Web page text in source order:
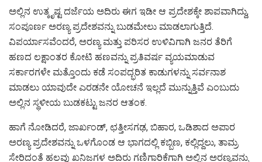
ಅಲ್ಲಿನ ಉತ್ಕೃಷ್ಟ ದರ್ಜೆಯ ಅದಿರು ಈಗ ಇಡೀ ಆ ಪ್ರದೇಶಕ್ಕೇ ಶಾಪವಾಗಿದ್ದು,
ಸಂಪೂರ್ಣ ಅರಣ್ಯ ಪ್ರದೇಶವನ್ನು ಬುಡಮೇಲು ಮಾಡಲಾಗುತ್ತಿದೆ.
ವಿಪರ್ಯಾಸವೆಂದರೆ, ಅರಣ್ಯ ಮತ್ತು ಪರಿಸರ ಉಳಿವಿಗಾಗಿ ಜನರ ತೆರಿಗೆ
ಹಣದ ಲಕ್ಷಾಂತರ ಕೋಟಿ ಹಣವನ್ನು ಪ್ರತಿವರ್ಷ ವ್ಯಯಮಾಡುವ
ಸರ್ಕಾರಗಳೇ ಮತ್ತೊಂದು ಕಡೆ ಸಂಪದ್ಭರಿತ ಕಾಡುಗಳನ್ನು ಸರ್ವನಾಶ
ಮಾಡಲು ಯಾವುದೇ ಎರಡನೇ ಯೋಚನೆ ಇಲ್ಲದೆ ಮುನ್ನುತ್ತಿವೆ ಎಂಬುದು
ಅಲ್ಲಿನ ಸ್ಥಳೀಯ ಬುಡಕಟ್ಟು ಜನರ ಆತಂಕ.
ಹಾಗೆ ನೋಡಿದರೆ, ಜಾರ್ಖಂಡ್, ಛತ್ತೀಸಗಢ, ಬಿಹಾರ, ಒಡಿಶಾದ ಅಪಾರ
ಅರಣ್ಯ ಪ್ರದೇಶವನ್ನು ಒಳಗೊಂಡ ಆ ಭಾಗದಲ್ಲಿ ಕಬ್ಬಿಣ, ಕಲ್ಲಿದ್ದಲು, ತಾಮ್ರ
ಸೇರಿದಂತೆ ಹಲವು ಖನಿಜಗಳ ಅದಿರು ಗಣಿಗಾರಿಕೆಗಾಗಿ ಅಲ್ಲಿನ ಅರಣ್ಯವನ್ನು